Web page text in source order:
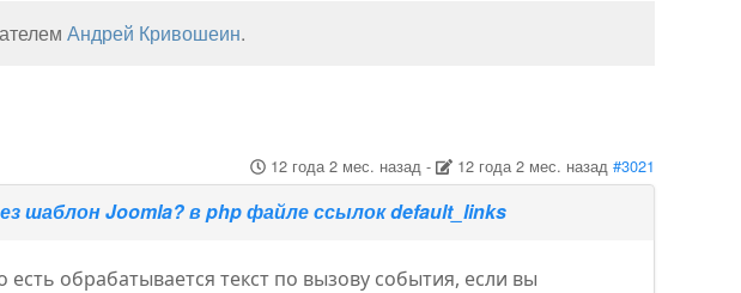
Андрей Кривошеин.
12 года 2 мес. назад- 12 года 2 мес. назад #3021
шаблон Joomla? в php файле ссылок default_links
обрабатывается текст по вызову события, если вы